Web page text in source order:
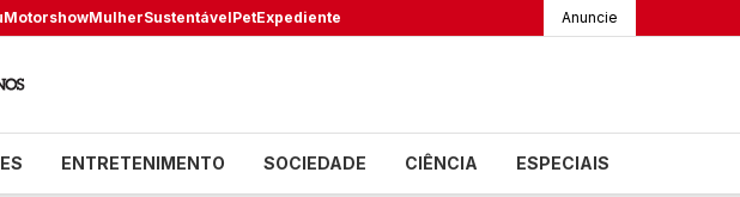
MotorshowMulherSustentávelPetExpediente Anuncie
ENTRETENIMENTO SOCIEDADE CIÊNCIA ESPECIAIS